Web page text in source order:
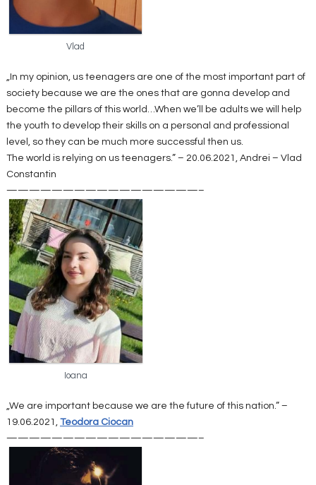
Vlad
„In my opinion, us teenagers are one of the most important part of
society because we are the ones that are gonna develop and
become the pillars of this world…When we’ll be adults we will help
the youth to develop their skills on a personal and professional
level, so they can be much more successful then us.
The world is relying on us teenagers.” – 20.06.2021, Andrei – Vlad
Constantin
—————————————————–
Ioana
„We are important because we are the future of this nation.” –
19.06.2021, Teodora Ciocan
—————————————————–